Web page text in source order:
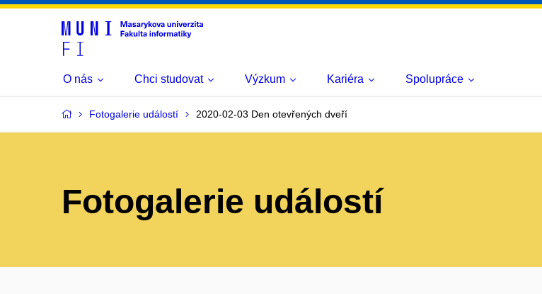
O nás Chci studovat Výzkum Kariéra Spolupráce
Fotogalerie událostí 2020-02-03 Den otevřených dveří
Fotogalerie událostí